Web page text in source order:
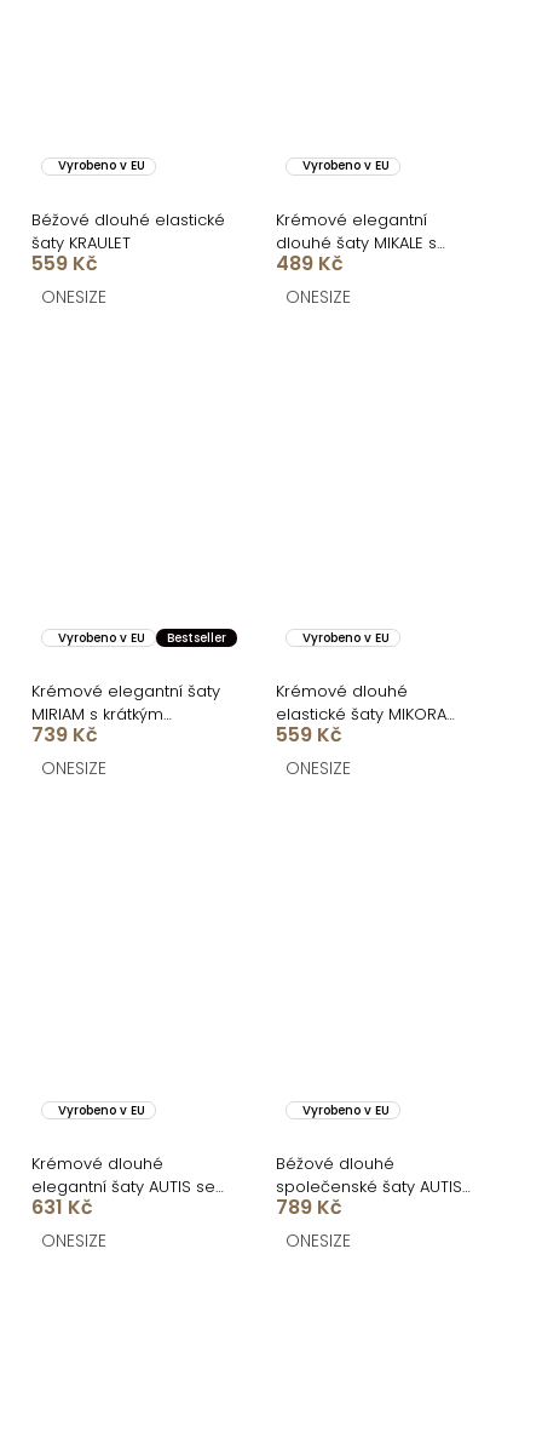
Vyrobeno v EU
Béžové dlouhé elastické
šaty KRAULET
559 Kč
ONESIZE
Vyrobeno v EU
Krémové elegantní
dlouhé šaty MIKALE s
průstřihy
489 Kč
ONESIZE
Vyrobeno v EU Bestseller
Krémové elegantní šaty
MIRIAM s krátkým
rukávem
739 Kč
ONESIZE
Vyrobeno v EU
Krémové dlouhé
elastické šaty MIKORA
pro družičky
559 Kč
ONESIZE
Vyrobeno v EU
Krémové dlouhé
elegantní šaty AUTIS se
zavazováním
631 Kč
ONESIZE
Vyrobeno v EU
Béžové dlouhé
společenské šaty AUTIS
se zavazováním
789 Kč
ONESIZE